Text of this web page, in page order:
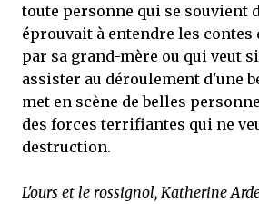
toute personne qui se souvient
éprouvait à entendre les contes
par sa grand-mère ou qui veut
assister au déroulement d'une
met en scène de belles
des forces terrifiantes qui ne
destruction.
L'ours et le rossignol, Katherine